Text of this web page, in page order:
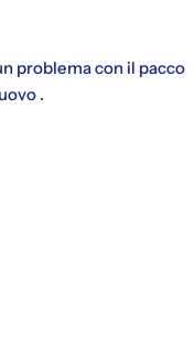
problema con il pacco
.